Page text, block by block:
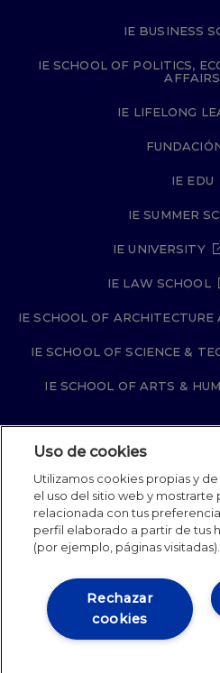
IE BUSINESS
IE SCHOOL OF POLITICS,
AFFAIRS
IE LIFELONG
IE EDU
IE SUMMER
IE UNIVERSITY
IE LAW SCHOOL
IE SCHOOL OF ARCHITECTURE
IE SCHOOL OF SCIENCE &
IE SCHOOL OF ARTS &
Aviso legal
Política de Cookies
Student Academic
Site
IE
Uso de cookies
Utilizamos cookies propias y
el uso del sitio web y mostrarte
relacionada con tus
perfil elaborado a partir de tus
(por ejemplo, páginas visitadas).
Rechazar
cookies